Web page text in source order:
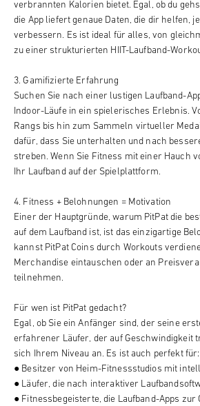
verbrannten Kalorien bietet. Egal, ob du
die App liefert genaue Daten, die dir helfen,
verbessern. Es ist ideal für alles, von
zu einer strukturierten HIIT-Laufband-
3. Gamifizierte Erfahrung
Suchen Sie nach einer lustigen Laufband-
Indoor-Läufe in ein spielerisches Erlebnis.
Rangs bis hin zum Sammeln virtueller
dafür, dass Sie unterhalten und nach
streben. Wenn Sie Fitness mit einer Hauch
Ihr Laufband auf der Spielplattform.
4. Fitness + Belohnungen = Motivation
Einer der Hauptgründe, warum PitPat die
auf dem Laufband ist, ist das einzigartige
kannst PitPat Coins durch Workouts
Merchandise eintauschen oder an
teilnehmen.
Für wen ist PitPat gedacht?
Egal, ob Sie ein Anfänger sind, der seine
erfahrener Läufer, der auf Geschwindigkeit
sich Ihrem Niveau an. Es ist auch perfekt für:
● Besitzer von Heim-Fitnessstudios mit
● Läufer, die nach interaktiver
● Fitnessbegeisterte, die Laufband-Apps zur